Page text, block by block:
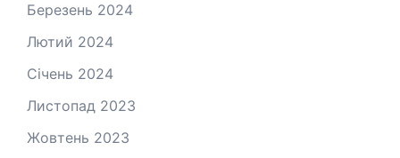
Березень 2024
Лютий 2024
Січень 2024
Листопад 2023
Жовтень 2023